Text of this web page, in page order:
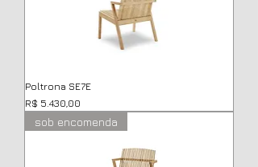
Poltrona SE7E
Preço
R$ 5.430,00
sob encomenda